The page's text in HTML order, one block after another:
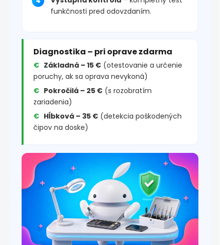
funkčnosti pred odovzdaním.
Diagnostika – pri oprave zdarma
Základná – 15 € (otestovanie a určenie
poruchy, ak sa oprava nevykoná)
Pokročilá – 25 € (s rozobratím
zariadenia)
Hĺbková – 35 € (detekcia poškodených
čipov na doske)